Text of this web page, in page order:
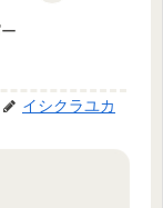
イシクラユカ